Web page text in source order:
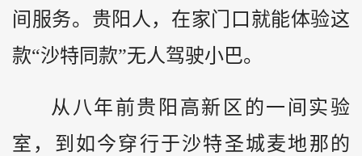
间服务。贵阳人，在家门口就能体验这
款“沙特同款”无人驾驶小巴。
从八年前贵阳高新区的一间实验
室，到如今穿行于沙特圣城麦地那的